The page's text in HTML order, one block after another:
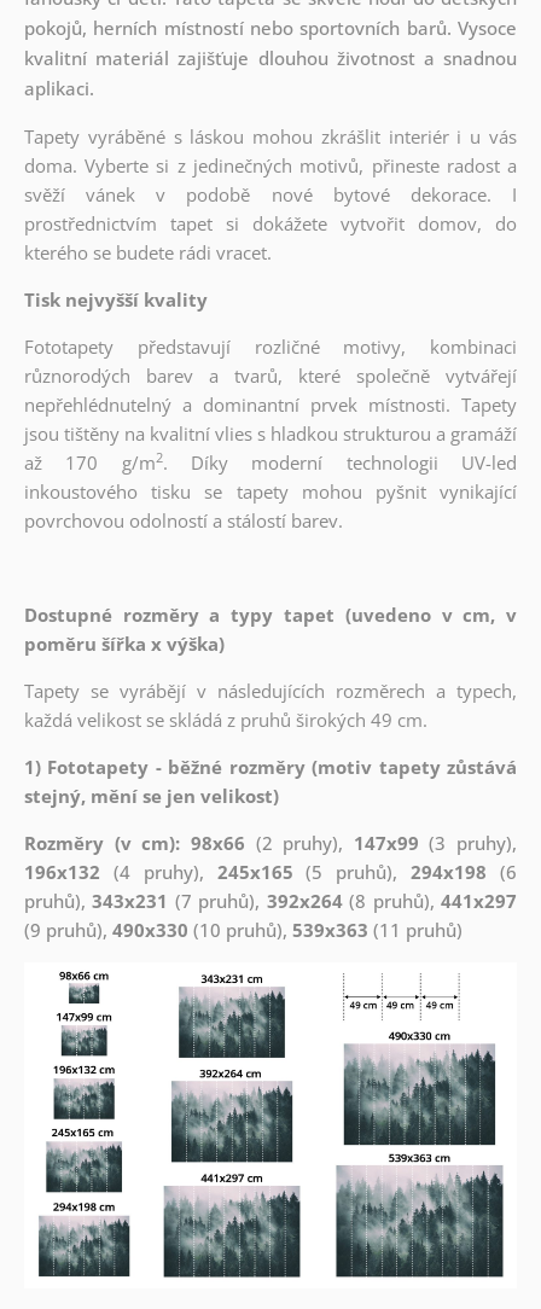
pokojů, herních místností nebo sportovních barů. Vysoce
kvalitní materiál zajišťuje dlouhou životnost a snadnou
aplikaci.
Tapety vyráběné s láskou mohou zkrášlit interiér i u vás
doma. Vyberte si z jedinečných motivů, přineste radost a
svěží vánek v podobě nové bytové dekorace. I
prostřednictvím tapet si dokážete vytvořit domov, do
kterého se budete rádi vracet.
Tisk nejvyšší kvality
Fototapety představují rozličné motivy, kombinaci
různorodých barev a tvarů, které společně vytvářejí
nepřehlédnutelný a dominantní prvek místnosti. Tapety
jsou tištěny na kvalitní vlies s hladkou strukturou a gramáží
až 170 g/m2. Díky moderní technologii UV-led
inkoustového tisku se tapety mohou pyšnit vynikající
povrchovou odolností a stálostí barev.
Dostupné rozměry a typy tapet (uvedeno v cm, v
poměru šířka x výška)
Tapety se vyrábějí v následujících rozměrech a typech,
každá velikost se skládá z pruhů širokých 49 cm.
1) Fototapety - běžné rozměry (motiv tapety zůstává
stejný, mění se jen velikost)
Rozměry (v cm): 98x66 (2 pruhy), 147x99 (3 pruhy),
196x132 (4 pruhy), 245x165 (5 pruhů),294x198 (6
pruhů),343x231 (7 pruhů), 392x264(8 pruhů),441x297
(9 pruhů), 490x330 (10 pruhů), 539x363 (11 pruhů)